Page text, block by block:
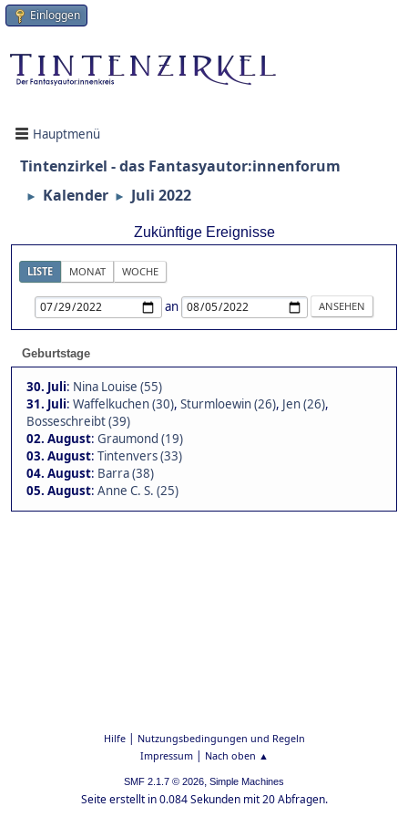
Einloggen
Hauptmenü
Tintenzirkel - das Fantasyautor:innenforum
► Kalender ► Juli 2022
Zukünftige Ereignisse
LISTE MONAT WOCHE
an
Geburtstage
30. Juli: Nina Louise (55)
31. Juli: Waffelkuchen (30), Sturmloewin (26), Jen (26),
Bosseschreibt (39)
02. August: Graumond (19)
03. August: Tintenvers (33)
04. August: Barra (38)
05. August: Anne C. S. (25)
Hilfe| Nutzungsbedingungen und Regeln
Impressum| Nach oben ▲
SMF 2.1.7 © 2026, Simple Machines
Seite erstellt in 0.084 Sekunden mit 20 Abfragen.